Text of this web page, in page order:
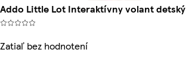
Addo Little Lot Interaktívny volant detský
Zatiaľ bez hodnotení